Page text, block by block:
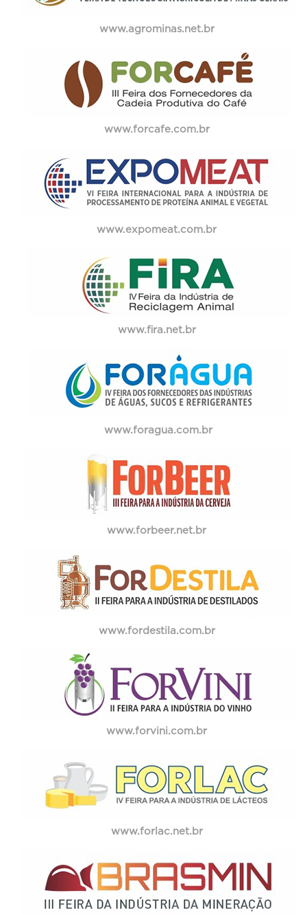
www.agrominas.net.br
www.forcafe.com.br
www.expomeat.com.br
www.fira.net.br
www.foragua.com.br
www.forbeer.net.br
www.fordestila.com.br
www.forvini.com.br
www.forlac.net.br